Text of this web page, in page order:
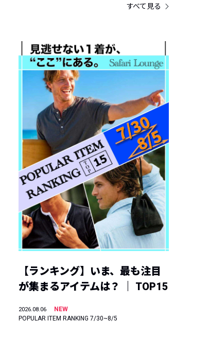
すべて見る
【ランキング】いま、最も注目
が集まるアイテムは？ ｜ TOP15
2026.08.06
NEW
POPULAR ITEM RANKING 7/30~8/5